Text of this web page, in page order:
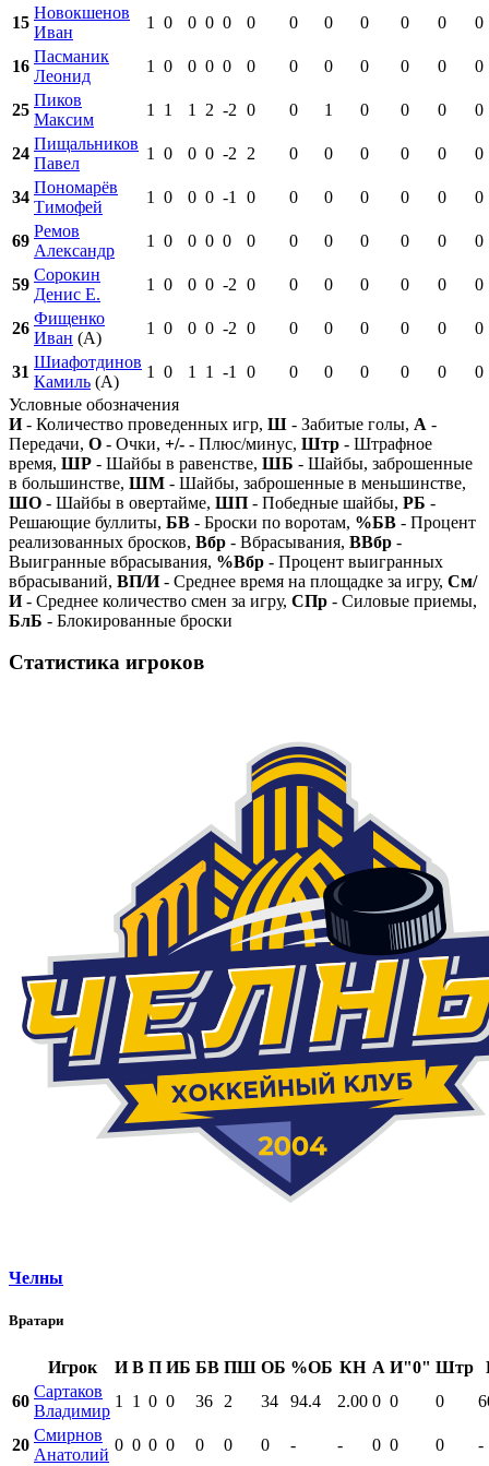
15
Новокшенов
Иван
1 0 0 0 0 0 0 0 0 0 0 0
16
Пасманик
Леонид
1 0 0 0 0 0 0 0 0 0 0 0
25
Пиков
Максим
1 1 1 2 -2 0 0 1 0 0 0 0
24
Пищальников
Павел
1 0 0 0 -2 2 0 0 0 0 0 0
34
Пономарёв
Тимофей
1 0 0 0 -1 0 0 0 0 0 0 0
69
Ремов
Александр
1 0 0 0 0 0 0 0 0 0 0 0
59
Сорокин
Денис Е.
1 0 0 0 -2 0 0 0 0 0 0 0
26
Фищенко
Иван (А)
1 0 0 0 -2 0 0 0 0 0 0 0
31
Шиафотдинов
Камиль (А)
1 0 1 1 -1 0 0 0 0 0 0
0
Условные обозначения
И- Количество проведенных игр, Ш - Забитые голы, А -
Передачи, О - Очки, +/- - Плюс/минус, Штр - Штрафное
время, ШР - Шайбы в равенстве, ШБ - Шайбы, заброшенные
в большинстве, ШМ - Шайбы, заброшенные в меньшинстве,
ШО - Шайбы в овертайме, ШП - Победные шайбы, РБ -
Решающие буллиты, БВ - Броски по воротам, %БВ - Процент
реализованных бросков, Вбр - Вбрасывания, ВВбр -
Выигранные вбрасывания, %Вбр - Процент выигранных
вбрасываний, ВП/И- Среднее время на площадке за игру, См/
И- Среднее количество смен за игру, СПр - Силовые приемы,
БлБ - Блокированные броски
Статистика игроков
Челны
Вратари
Игрок И В П ИБ БВ ПШ ОБ %ОБ КН А И"0" Штр
60
Сартаков
Владимир
1 1 0 0 36 2 34 94.4 2.00 0 0 0
20
Смирнов
Анатолий
0 0 0 0 0 0 0 - - 0 0 0
-